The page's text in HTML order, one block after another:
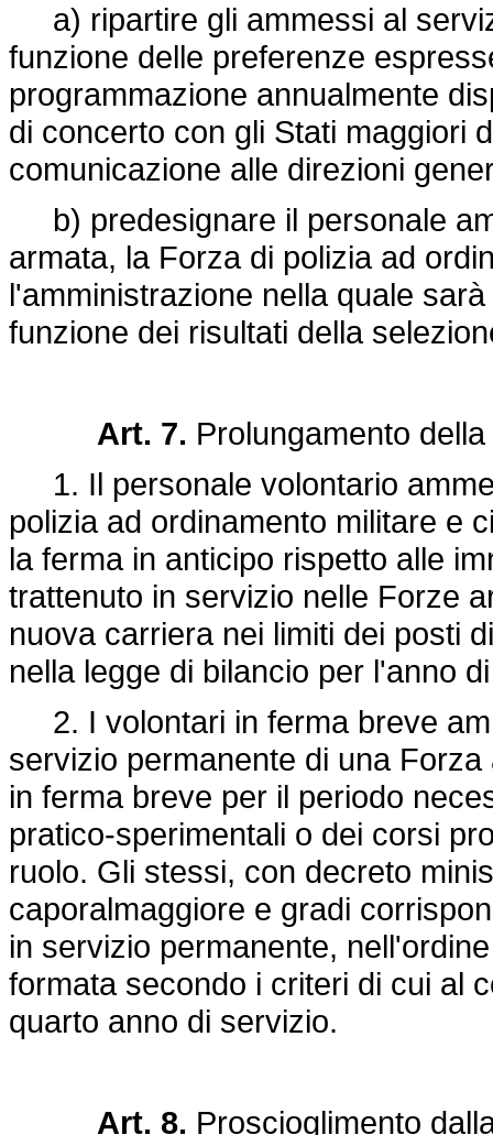
a) ripartire gli ammessi al
funzione delle preferenze
programmazione annualmente
di concerto con gli Stati maggiori
comunicazione alle direzioni
b) predesignare il personale
armata, la Forza di polizia ad
l'amministrazione nella quale
funzione dei risultati della
Art. 7. Prolungamento
1. Il personale volontario
polizia ad ordinamento militare e
la ferma in anticipo rispetto alle
trattenuto in servizio nelle Forze
nuova carriera nei limiti dei posti
nella legge di bilancio per l'anno
2. I volontari in ferma breve
servizio permanente di una
in ferma breve per il periodo
pratico-sperimentali o dei corsi
ruolo. Gli stessi, con decreto
caporalmaggiore e gradi
in servizio permanente,
formata secondo i criteri di cui al
quarto anno di servizio.
Art. 8. Proscioglimento